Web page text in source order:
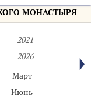
МОНАСТЫРЯ
2021
2026
Март
Июнь